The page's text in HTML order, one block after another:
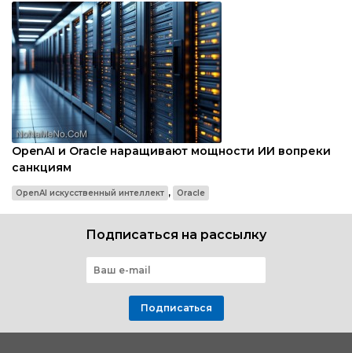
OpenAI и Oracle наращивают мощности ИИ вопреки
санкциям
OpenAI искусственный интеллект , Oracle
Подписаться на рассылку
Подписаться